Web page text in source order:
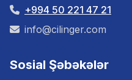
+994 50 221 47 21
info@cilinger.com
Sosial Şəbəkələr